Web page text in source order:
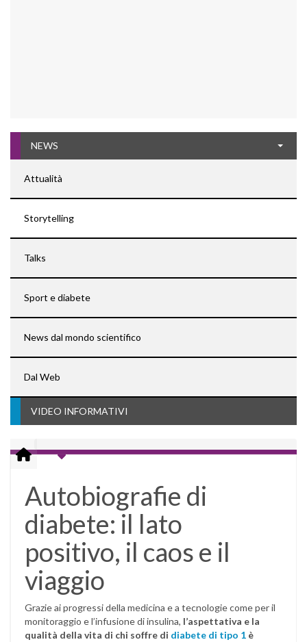
NEWS
Attualità
Storytelling
Talks
Sport e diabete
News dal mondo scientifico
Dal Web
VIDEO INFORMATIVI
Autobiografie di
diabete: il lato
positivo, il caos e il
viaggio
Grazie ai progressi della medicina e a tecnologie come per il
monitoraggio e l’infusione di insulina, l’aspettativa e la
qualità della vita di chi soffre di diabete di tipo 1 è